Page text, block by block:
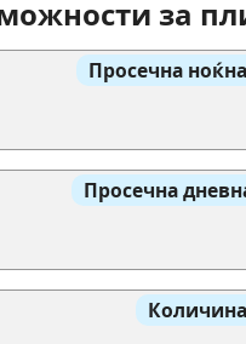
за
Просечна
Просечна